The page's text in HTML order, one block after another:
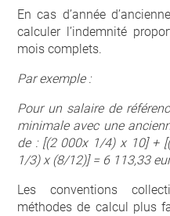
En cas d’année
calculer l’indemnité
mois complets.
Par exemple :
Pour un salaire de
minimale avec une
de : [(2 000x 1/4) x 10] +
1/3) x (8/12)] = 6 113,33
Les conventions
méthodes de calcul plus